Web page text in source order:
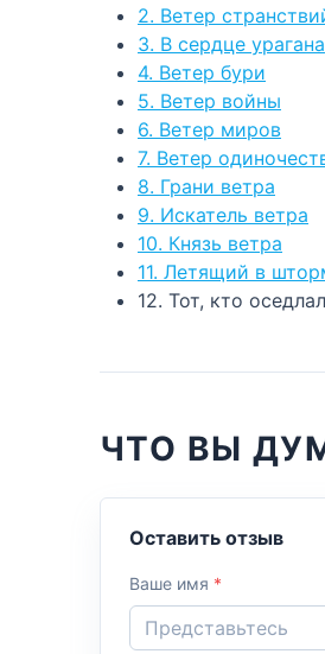
2. Ветер
3. В сердце урагана
4. Ветер бури
5. Ветер войны
6. Ветер миров
7. Ветер
8. Грани ветра
9. Искатель ветра
10. Князь ветра
11. Летящий в
12. Тот, кто
ЧТО ВЫ
Оставить отзыв
Ваше имя *